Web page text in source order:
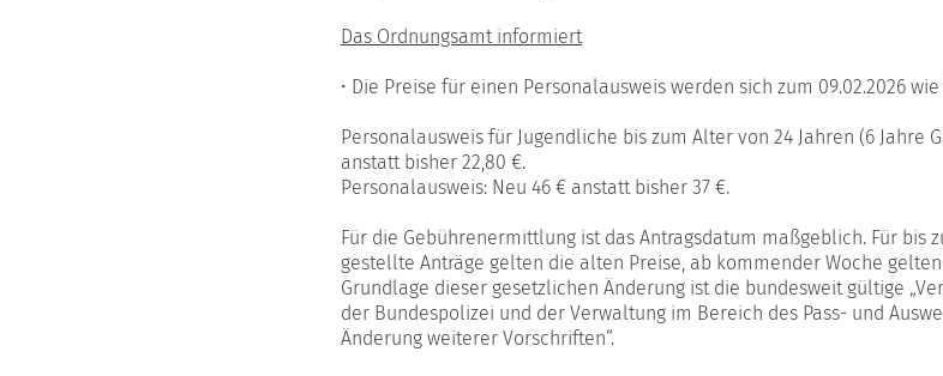
Das Ordnungsamt informiert
• Die Preise für einen Personalausweis werden sich zum 09.02.2026
Personalausweis für Jugendliche bis zum Alter von 24 Jahren (6 Jahre
anstatt bisher 22,80 €.
Personalausweis: Neu 46 € anstatt bisher 37 €.
Für die Gebührenermittlung ist das Antragsdatum maßgeblich. Für bis
gestellte Anträge gelten die alten Preise, ab kommender Woche
Grundlage dieser gesetzlichen Änderung ist die bundesweit gültige
der Bundespolizei und der Verwaltung im Bereich des Pass- und
Änderung weiterer Vorschriften“.